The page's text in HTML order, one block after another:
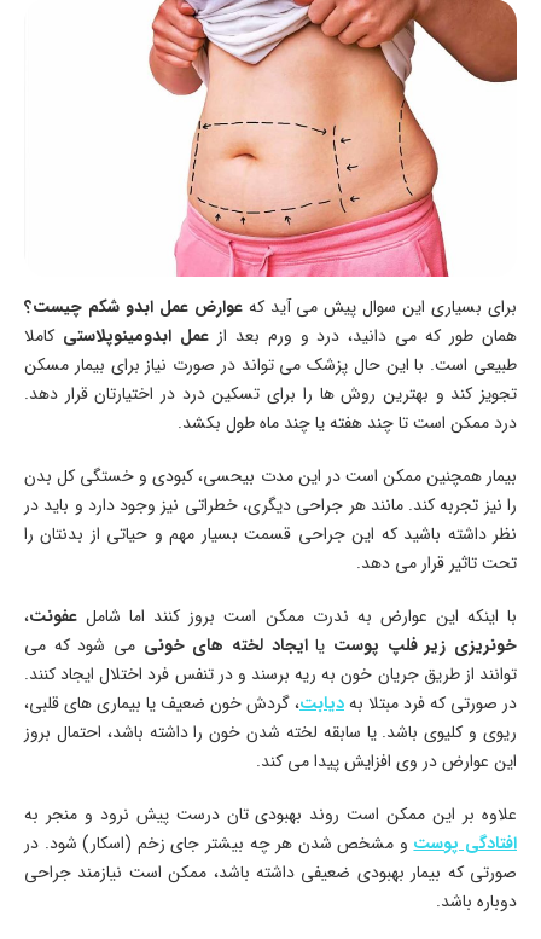
برای بسیاری این سوال پیش می آید کهعوارض عمل ابدو شکم چیست؟
همان طور که می دانید، درد و ورم بعد ازعمل ابدومینوپلاستی کاملا
طبیعی است. با این حال پزشک می تواند در صورت نیاز برای بیمار مسکن
تجویز کند و بهترین روش ها را برای تسکین درد در اختیارتان قرار دهد.
درد ممکن است تا چند هفته یا چند ماه طول بکشد.
بیمار همچنین ممکن است در این مدت بیحسی، کبودی و خستگی کل بدن
را نیز تجربه کند. مانند هر جراحی دیگری، خطراتی نیز وجود دارد و باید در
نظر داشته باشید که این جراحی قسمت بسیار مهم و حیاتی از بدنتان را
تحت تاثیر قرار می دهد.
با اینکه این عوارض به ندرت ممکن است بروز کنند اما شامل عفونت،
خونریزی زیر فلپ پوست یاایجاد لخته های خونی می شود که می
توانند از طریق جریان خون به ریه برسند و در تنفس فرد اختلال ایجاد کنند.
در صورتی که فرد مبتلا بهدیابت، گردش خون ضعیف یا بیماری های قلبی،
ریوی و کلیوی باشد. یا سابقه لخته شدن خون را داشته باشد، احتمال بروز
این عوارض در وی افزایش پیدا می کند.
علاوه بر این ممکن است روند بهبودی تان درست پیش نرود و منجر به
افتادگی پوستو مشخص شدن هر چه بیشتر جای زخم (اسکار) شود. در
صورتی که بیمار بهبودی ضعیفی داشته باشد، ممکن است نیازمند جراحی
دوباره باشد.